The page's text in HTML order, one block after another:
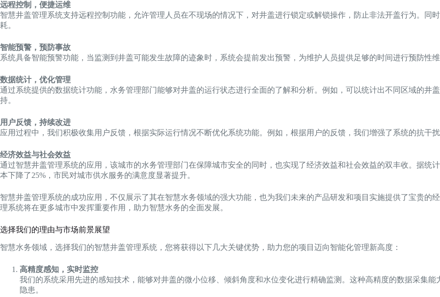
远程控制，便捷运维
智慧井盖管理系统支持远程控制功能，允许管理人员在不现场的情况下，对井盖进行锁定或解锁操作，防止非法开盖行为。同
耗。
智能预警，预防事故
系统具备智能预警功能，当监测到井盖可能发生故障的迹象时，系统会提前发出预警，为维护人员提供足够的时间进行预防性
数据统计，优化管理
通过系统提供的数据统计功能，水务管理部门能够对井盖的运行状态进行全面的了解和分析。例如，可以统计出不同区域的井
持。
用户反馈，持续改进
应用过程中，我们积极收集用户反馈，根据实际运行情况不断优化系统功能。例如，根据用户的反馈，我们增强了系统的抗干
经济效益与社会效益
通过智慧井盖管理系统的应用，该城市的水务管理部门在保障城市安全的同时，也实现了经济效益和社会效益的双丰收。据统
本下降了25%，市民对城市供水服务的满意度显著提升。
智慧井盖管理系统的成功应用，不仅展示了其在智慧水务领域的强大功能，也为我们未来的产品研发和项目实施提供了宝贵的
理系统将在更多城市中发挥重要作用，助力智慧水务的全面发展。
选择我们的理由与市场前景展望
智慧水务领域，选择我们的智慧井盖管理系统，您将获得以下几大关键优势，助力您的项目迈向智能化管理新高度：
高精度感知，实时监控
我们的系统采用先进的感知技术，能够对井盖的微小位移、倾斜角度和水位变化进行精确监测。这种高精度的数据采集
隐患。